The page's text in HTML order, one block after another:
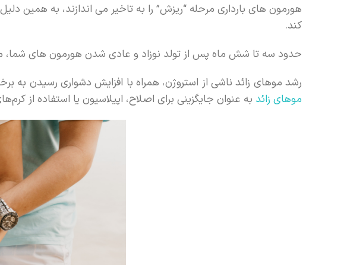
هورمون های بارداری مرحله “ریزش” را به تاخیر می اندازند، به
کند.
حدود سه تا شش ماه پس از تولد نوزاد و عادی شدن هورمون های شما،
رشد موهای زائد ناشی از استروژن، همراه با افزایش دشواری رسیدن به
موهای زائد به عنوان جایگزینی برای اصلاح، اپیلاسیون یا استفاده از